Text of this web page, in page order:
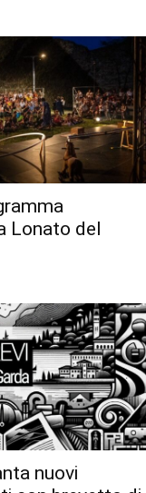
Lonato del
nuovi